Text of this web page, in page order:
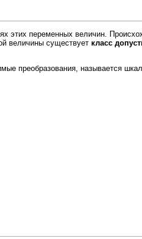
этих переменных величин.
величины существует класс
преобразования, называется